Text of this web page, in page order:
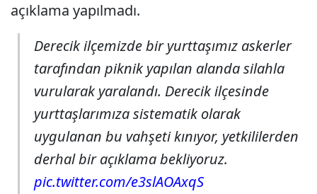
açıklama yapılmadı.
Derecik ilçemizde bir yurttaşımız askerler
tarafından piknik yapılan alanda silahla
vurularak yaralandı. Derecik ilçesinde
yurttaşlarımıza sistematik olarak
uygulanan bu vahşeti kınıyor, yetkililerden
derhal bir açıklama bekliyoruz.
pic.twitter.com/e3slAOAxqS